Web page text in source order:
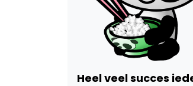
Heel veel succes